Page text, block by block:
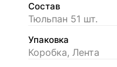
Состав
Тюльпан 51 шт.
Упаковка
Коробка, Лента